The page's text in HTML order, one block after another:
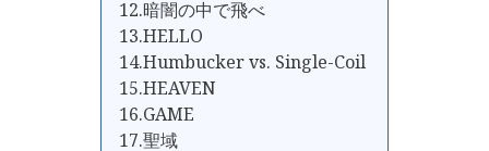
12.暗闇の中で飛べ
13.HELLO
14.Humbucker vs. Single-Coil
15.HEAVEN
16.GAME
17.聖域